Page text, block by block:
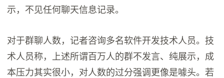
示，不见任何聊天信息记录。
对于群聊人数，记者咨询多名软件开发技术人员。技
术人员称，上述所谓百万人的群不发言、纯展示，成
本压力其实很小，对人数的过分强调更像是噱头。若